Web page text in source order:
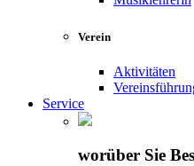
Verein
Aktivitäten
Service
worüber Sie